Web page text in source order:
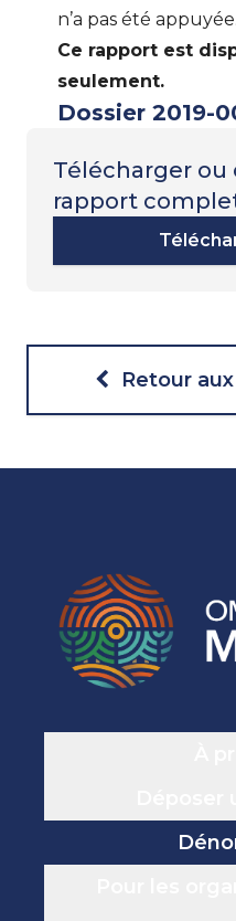
n’a pas été appuyée.
Ce rapport est
seulement.
Dossier 2019-
Télécharger
rapport
Retour